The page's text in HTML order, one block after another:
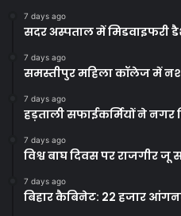
7 days ago
सदर अस्पताल में मिडवाइफरी
7 days ago
समस्तीपुर महिला कॉलेज में
7 days ago
हड़ताली सफाईकर्मियों ने नगर
7 days ago
विश्व बाघ दिवस पर राजगीर
7 days ago
बिहार कैबिनेट: 22 हजार